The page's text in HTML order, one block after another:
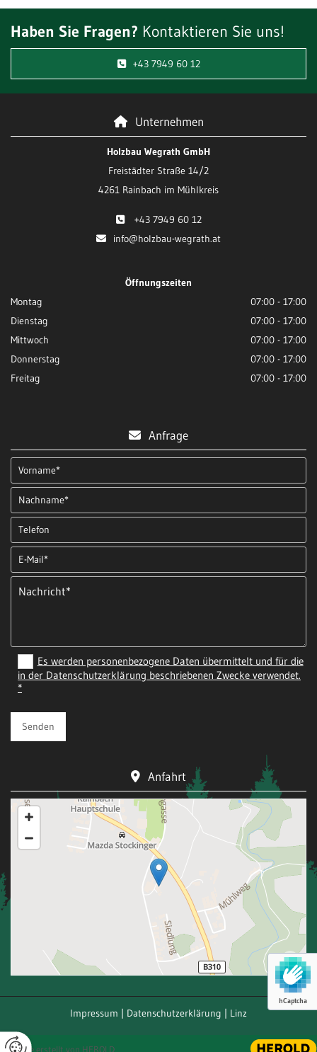
Haben Sie Fragen? Kontaktieren Sie uns!
+43 7949 60 12
Unternehmen
Holzbau Wegrath GmbH
Freistädter Straße 14/2
4261 Rainbach im Mühlkreis
 +43 7949 60 12
 info@holzbau-wegrath.at
Öffnungszeiten
Montag
07:00 - 17:00
Dienstag
07:00 - 17:00
Mittwoch
07:00 - 17:00
Donnerstag
07:00 - 17:00
Freitag
07:00 - 17:00
 Anfrage
Es werden personenbezogene Daten übermittelt und für die
in der Datenschutzerklärung beschriebenen Zwecke verwendet.
*
hCaptcha
 Anfahrt
Impressum | Datenschutzerklärung | Linz
Website erstellt von HEROLD